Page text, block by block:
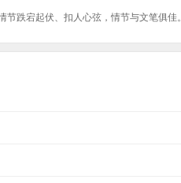
跌宕起伏、扣人心弦，情节与文笔俱佳。